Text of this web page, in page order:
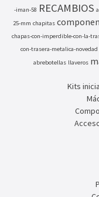
-iman-58 RECAMBIOS
25-mm chapitas
chapas-con-imperdible-con-la-
con-trasera-metalica-novedad
abrebotellas llaveros
Kits